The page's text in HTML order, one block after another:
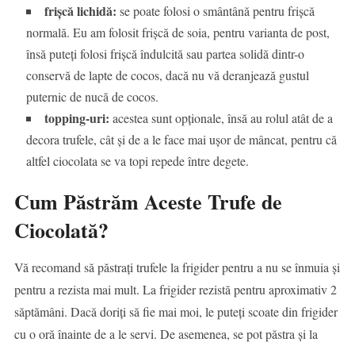
frișcă lichidă: se poate folosi o smântână pentru frișcă
normală. Eu am folosit frișcă de soia, pentru varianta de post,
însă puteți folosi frișcă îndulcită sau partea solidă dintr-o
conservă de lapte de cocos, dacă nu vă deranjează gustul
puternic de nucă de cocos.
topping-uri: acestea sunt opționale, însă au rolul atât de a
decora trufele, cât și de a le face mai ușor de mâncat, pentru că
altfel ciocolata se va topi repede între degete.
Cum Păstrăm Aceste Trufe de
Ciocolată?
Vă recomand să păstrați trufele la frigider pentru a nu se înmuia și
pentru a rezista mai mult. La frigider rezistă pentru aproximativ 2
săptămâni. Dacă doriți să fie mai moi, le puteți scoate din frigider
cu o oră înainte de a le servi. De asemenea, se pot păstra și la